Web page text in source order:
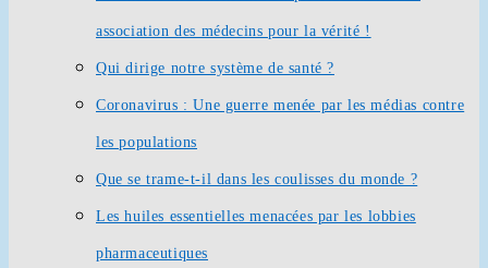
association des médecins pour la vérité !
Qui dirige notre système de santé ?
Coronavirus : Une guerre menée par les médias contre
les populations
Que se trame-t-il dans les coulisses du monde ?
Les huiles essentielles menacées par les lobbies
pharmaceutiques